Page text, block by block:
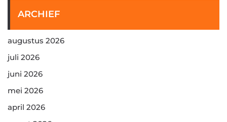
ARCHIEF
augustus 2026
juli 2026
juni 2026
mei 2026
april 2026